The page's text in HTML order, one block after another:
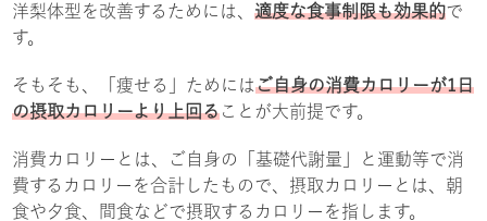
洋梨体型を改善するためには、適度な食事制限も効果的で
す。
そもそも、「痩せる」ためにはご自身の消費カロリーが1日
の摂取カロリーより上回ることが大前提です。
消費カロリーとは、ご自身の「基礎代謝量」と運動等で消
費するカロリーを合計したもので、摂取カロリーとは、朝
食や夕食、間食などで摂取するカロリーを指します。